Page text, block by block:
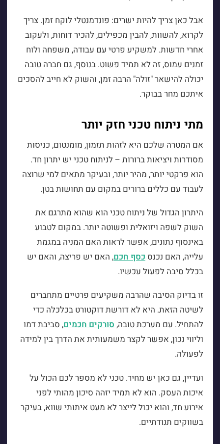
אבל כאן צריך להיות ישרים: פונדמנטלי לוקח זמן. צריך
לקרוא, להשוות, להבין מכפילים, להכיר דוחות, ולעקוב
אחרי חדשות. למשקיע פרטי עם עבודה, משפחה ולוח
זמנים עמוס, זה לא תמיד פשוט. בנוסף, גם חברה טובה
יכולה להישאר "זולה" הרבה זמן, והשוק לא חייב להסכים
איתכם מחר בבוקר.
מתי ניתוח טכני חזק יותר
אם המטרה שלכם היא לזהות תזמון, מומנטום, כניסות
מסודרות ויציאות ברורות – לניתוח טכני יש יתרון חד.
הוא פרקטי יותר, מהיר יותר, ובעיקר מתאים למי שרוצה
לעבוד עם כללים ברורים במקום עם תחושות בטן.
היתרון הגדול של ניתוח טכני הוא שהוא מתרגם את
השוק לשפה ויזואלית ופשוטה יותר. במקום לטבוע
באינסוף נתונים, אפשר לראות האם המניה במגמת
עלייה, האם נכנס כסף חכם, האם יש פריצה, והאם יש
בכלל סיבה לפעול עכשיו.
זו בדיוק הסיבה שהרבה משקיעים פרטיים מתחברים
לשיטה הזאת. היא לא דורשת דוקטורט בכלכלה כדי
להתחיל. עם מערכת טובה,סורקים חכמים, סביבת דמו
וליווי נכון, אפשר לקצר משמעותית את הדרך בין למידה
לפעולה.
ועדיין, גם כאן יש מחיר. טכני לא מספר לכם הכול על
איכות העסק. הוא לא תמיד יזהה סיכון מהותי לפני
אירוע חד, והוא יכול לייצר לא מעט איתותי שווא, בעיקר
בשווקים תנודתיים.